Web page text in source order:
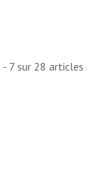
7 sur 28 articles